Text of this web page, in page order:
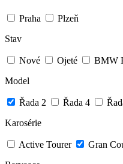
Praha
Plzeň
Stav
Nové Ojeté
BMW
Model
Řada 2 Řada 4
Karosérie
Active Tourer Gran